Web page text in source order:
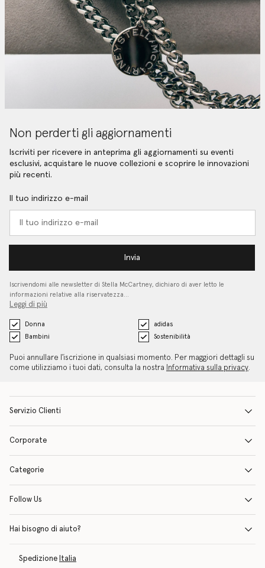
Non perderti gli aggiornamenti
Iscriviti per ricevere in anteprima gli aggiornamenti su eventi
esclusivi, acquistare le nuove collezioni e scoprire le innovazioni
più recenti.
Il tuo indirizzo e-mail
Invia
Iscrivendomi alle newsletter di Stella McCartney, dichiaro di aver letto le
informazioni relative alla riservatezza…
Leggi di più
Donna
adidas
Bambini
Sostenibilità
Puoi annullare l'iscrizione in qualsiasi momento. Per maggiori dettagli su
come utilizziamo i tuoi dati, consulta la nostra
Informativa sulla privacy.
Servizio Clienti
Corporate
Categorie
Follow Us
Hai bisogno di aiuto?
Spedizione Italia